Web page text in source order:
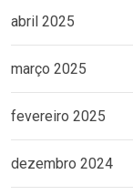
abril 2025
março 2025
fevereiro 2025
dezembro 2024